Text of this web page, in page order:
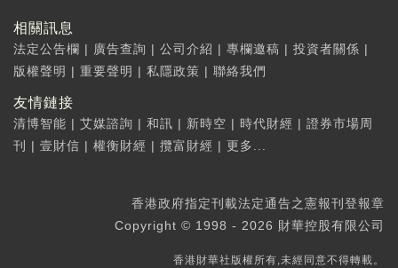
相關訊息
法定公告欄 | 廣告查詢 | 公司介紹 | 專欄邀稿 | 投資者關係 |
版權聲明 | 重要聲明 | 私隱政策 | 聯絡我們
友情鏈接
清博智能 | 艾媒諮詢 | 和訊 | 新時空 | 時代財經 | 證券市場周
刊
| 壹財信 | 權衡財經 | 攬富財經 | 更多...
香港政府指定刊載法定通告之憲報刊登報章
Copyright © 1998 - 2026 財華控股有限公司
香港財華社版權所有,未經同意不得轉載。